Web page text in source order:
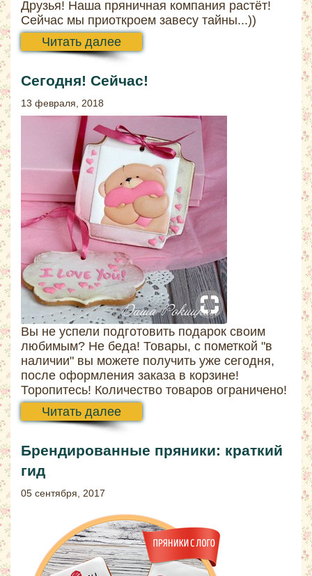
Друзья! Наша пряничная компания растёт!
Сейчас мы приоткроем завесу тайны...))
Читать далее
Сегодня! Сейчас!
13 февраля, 2018
Вы не успели подготовить подарок своим
любимым? Не беда! Товары, с пометкой "в
наличии" вы можете получить уже сегодня,
после оформления заказа в корзине!
Торопитесь! Количество товаров ограничено!
Читать далее
Брендированные пряники: краткий
гид
05 сентября, 2017